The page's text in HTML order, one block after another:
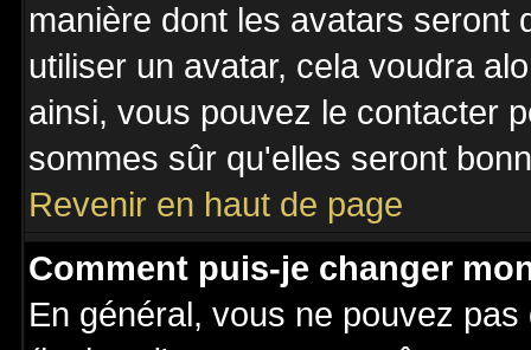
manière dont les avatars seront
utiliser un avatar, cela voudra
ainsi, vous pouvez le contacter
sommes sûr qu'elles seront
Revenir en haut de page
Comment puis-je changer
En général, vous ne pouvez